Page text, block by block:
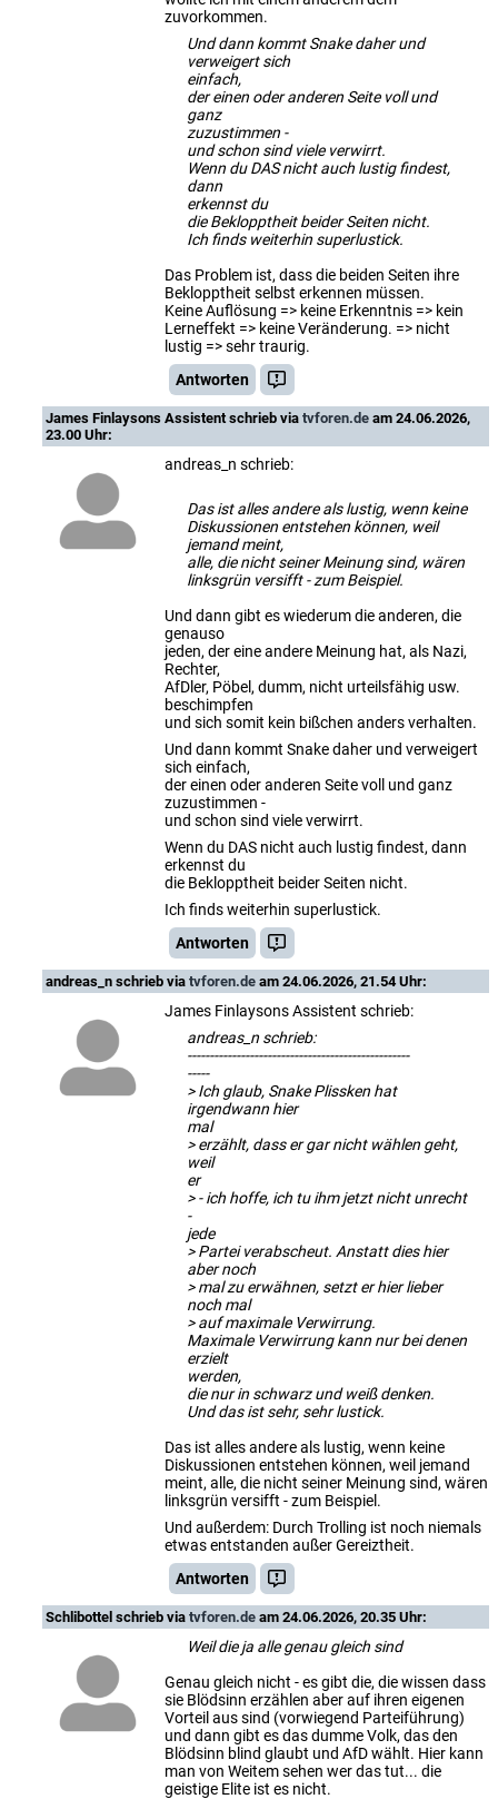
zuvorkommen.
Und dann kommt Snake daher und
verweigert sich
einfach,
der einen oder anderen Seite voll und
ganz
zuzustimmen -
und schon sind viele verwirrt.
Wenn du DAS nicht auch lustig findest,
dann
erkennst du
die Beklopptheit beider Seiten nicht.
Ich finds weiterhin superlustick.
Das Problem ist, dass die beiden Seiten ihre
Beklopptheit selbst erkennen müssen.
Keine Auflösung => keine Erkenntnis => kein
Lerneffekt => keine Veränderung. => nicht
lustig => sehr traurig.
Antworten
James Finlaysons Assistent schrieb via tvforen.de am 24.06.2026,
23.00 Uhr:
andreas_n schrieb:
Das ist alles andere als lustig, wenn keine
Diskussionen entstehen können, weil
jemand meint,
alle, die nicht seiner Meinung sind, wären
linksgrün versifft - zum Beispiel.
Und dann gibt es wiederum die anderen, die
genauso
jeden, der eine andere Meinung hat, als Nazi,
Rechter,
AfDler, Pöbel, dumm, nicht urteilsfähig usw.
beschimpfen
und sich somit kein bißchen anders verhalten.
Und dann kommt Snake daher und verweigert
sich einfach,
der einen oder anderen Seite voll und ganz
zuzustimmen -
und schon sind viele verwirrt.
Wenn du DAS nicht auch lustig findest, dann
erkennst du
die Beklopptheit beider Seiten nicht.
Ich finds weiterhin superlustick.
Antworten
andreas_n schrieb via tvforen.de am 24.06.2026, 21.54 Uhr:
James Finlaysons Assistent schrieb:
andreas_n schrieb:
--------------------------------------------------
-----
> Ich glaub, Snake Plissken hat
irgendwann hier
mal
> erzählt, dass er gar nicht wählen geht,
weil
er
> - ich hoffe, ich tu ihm jetzt nicht unrecht
-
jede
> Partei verabscheut. Anstatt dies hier
aber noch
> mal zu erwähnen, setzt er hier lieber
noch mal
> auf maximale Verwirrung.
Maximale Verwirrung kann nur bei denen
erzielt
werden,
die nur in schwarz und weiß denken.
Und das ist sehr, sehr lustick.
Das ist alles andere als lustig, wenn keine
Diskussionen entstehen können, weil jemand
meint, alle, die nicht seiner Meinung sind, wären
linksgrün versifft - zum Beispiel.
Und außerdem: Durch Trolling ist noch niemals
etwas entstanden außer Gereiztheit.
Antworten
Schlibottel schrieb via tvforen.de am 24.06.2026, 20.35 Uhr:
Weil die ja alle genau gleich sind
Genau gleich nicht - es gibt die, die wissen dass
sie Blödsinn erzählen aber auf ihren eigenen
Vorteil aus sind (vorwiegend Parteiführung)
und dann gibt es das dumme Volk, das den
Blödsinn blind glaubt und AfD wählt. Hier kann
man von Weitem sehen wer das tut... die
geistige Elite ist es nicht.